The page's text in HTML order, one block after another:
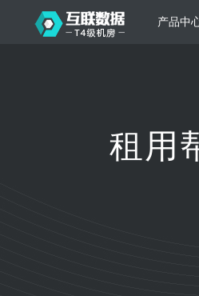
产品中
新加坡服务器
根据不同规模的网
构和 一站式协助
租用